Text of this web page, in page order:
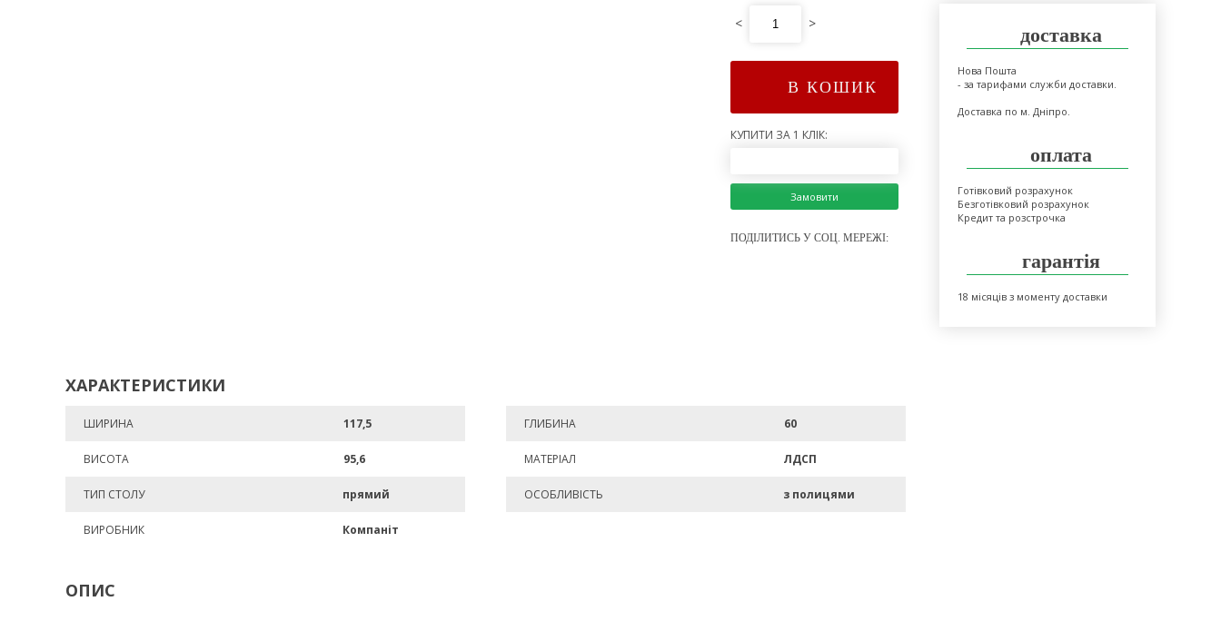
< >
В КОШИК
КУПИТИ ЗА 1 КЛІК:
Замовити
ПОДІЛИТИСЬ У СОЦ. МЕРЕЖІ:
доставка
Нова Пошта
- за тарифами служби доставки.
Доставка по м. Дніпро.
оплата
Готівковий розрахунок
Безготівковий розрахунок
Кредит та розстрочка
гарантія
18 місяців з моменту доставки
ХАРАКТЕРИСТИКИ
ШИРИНА 117,5 ГЛИБИНА 60
ВИСОТА 95,6 МАТЕРІАЛ ЛДСП
ТИП СТОЛУ прямий ОСОБЛИВІСТЬ з полицями
ВИРОБНИК Компаніт
ОПИС